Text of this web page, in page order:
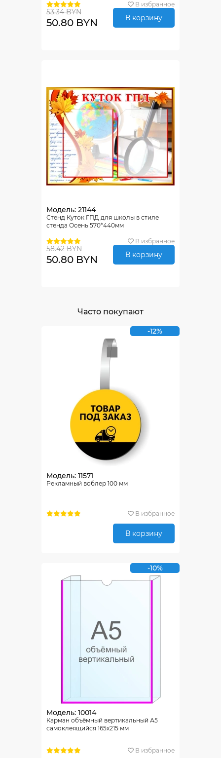
В избранное
53.34 BYN
50.80 BYN В корзину
Модель: 21144
Стенд Куток ГПД для школы в стиле
стенда Осень 570*440мм
В избранное
58.42 BYN
50.80 BYN В корзину
Часто покупают
-12%
Модель: 11571
Рекламный воблер 100 мм
В избранное
В корзину
-10%
Модель: 10014
Карман объёмный вертикальный А5
самоклеящийся 165х215 мм
В избранное